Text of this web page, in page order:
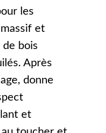
les
et
de bois
Après
donne
et